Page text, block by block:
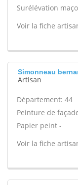
Surélévation
Voir la fiche
Simonneau
Artisan
Département: 44
Peinture de
Papier peint -
Voir la fiche